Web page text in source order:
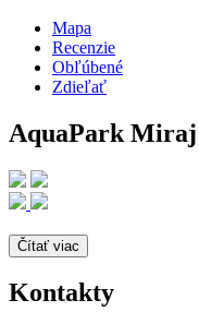
Mapa
Recenzie
Obľúbené
Zdieľať
AquaPark Miraj
Čítať viac
Kontakty